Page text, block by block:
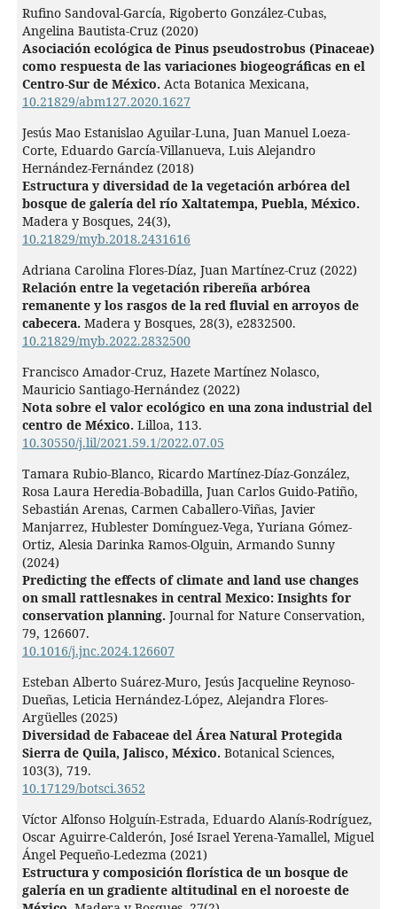
Rufino Sandoval-García, Rigoberto González-Cubas,
Angelina Bautista-Cruz (2020)
Asociación ecológica de Pinus pseudostrobus (Pinaceae)
como respuesta de las variaciones biogeográficas en el
Centro-Sur de México. Acta Botanica Mexicana,
10.21829/abm127.2020.1627
Jesús Mao Estanislao Aguilar-Luna, Juan Manuel Loeza-
Corte, Eduardo García-Villanueva, Luis Alejandro
Hernández-Fernández (2018)
Estructura y diversidad de la vegetación arbórea del
bosque de galería del río Xaltatempa, Puebla, México.
Madera y Bosques, 24(3),
10.21829/myb.2018.2431616
Adriana Carolina Flores-Díaz, Juan Martínez-Cruz (2022)
Relación entre la vegetación ribereña arbórea
remanente y los rasgos de la red fluvial en arroyos de
cabecera. Madera y Bosques, 28(3), e2832500.
10.21829/myb.2022.2832500
Francisco Amador-Cruz, Hazete Martínez Nolasco,
Mauricio Santiago-Hernández (2022)
Nota sobre el valor ecológico en una zona industrial del
centro de México. Lilloa, 113.
10.30550/j.lil/2021.59.1/2022.07.05
Tamara Rubio-Blanco, Ricardo Martínez-Díaz-González,
Rosa Laura Heredia-Bobadilla, Juan Carlos Guido-Patiño,
Sebastián Arenas, Carmen Caballero-Viñas, Javier
Manjarrez, Hublester Domínguez-Vega, Yuriana Gómez-
Ortiz, Alesia Darinka Ramos-Olguin, Armando Sunny
(2024)
Predicting the effects of climate and land use changes
on small rattlesnakes in central Mexico: Insights for
conservation planning. Journal for Nature Conservation,
79, 126607.
10.1016/j.jnc.2024.126607
Esteban Alberto Suárez-Muro, Jesús Jacqueline Reynoso-
Dueñas, Leticia Hernández-López, Alejandra Flores-
Argüelles (2025)
Diversidad de Fabaceae del Área Natural Protegida
Sierra de Quila, Jalisco, México. Botanical Sciences,
103(3), 719.
10.17129/botsci.3652
Víctor Alfonso Holguín-Estrada, Eduardo Alanís-Rodríguez,
Oscar Aguirre-Calderón, José Israel Yerena-Yamallel, Miguel
Ángel Pequeño-Ledezma (2021)
Estructura y composición florística de un bosque de
galería en un gradiente altitudinal en el noroeste de